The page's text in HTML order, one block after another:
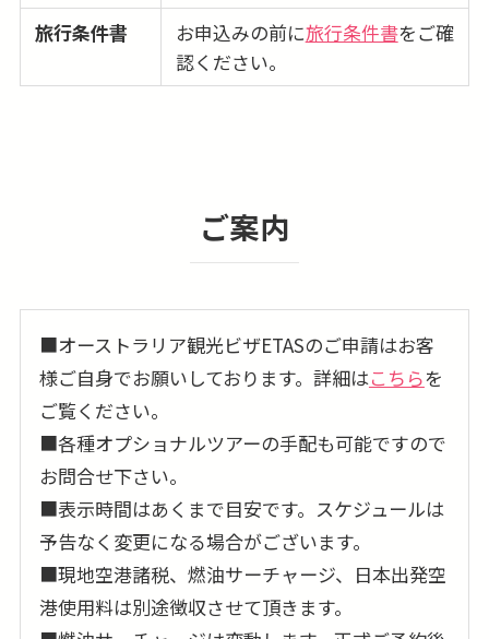
旅行条件書
お申込みの前に旅行条件書をご確
認ください。
ご案内
■オーストラリア観光ビザETASのご申請はお客
様ご自身でお願いしております。詳細はこちらを
ご覧ください。
■各種オプショナルツアーの手配も可能ですので
お問合せ下さい。
■表示時間はあくまで目安です。スケジュールは
予告なく変更になる場合がございます。
■現地空港諸税、燃油サーチャージ、日本出発空
港使用料は別途徴収させて頂きます。